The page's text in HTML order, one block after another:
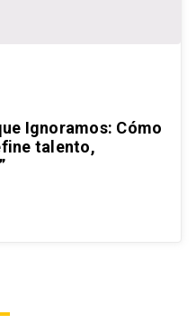
Ignoramos: Cómo
talento,